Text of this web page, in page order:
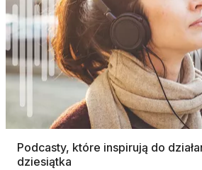
Podcasty, które inspirują do
dziesiątka